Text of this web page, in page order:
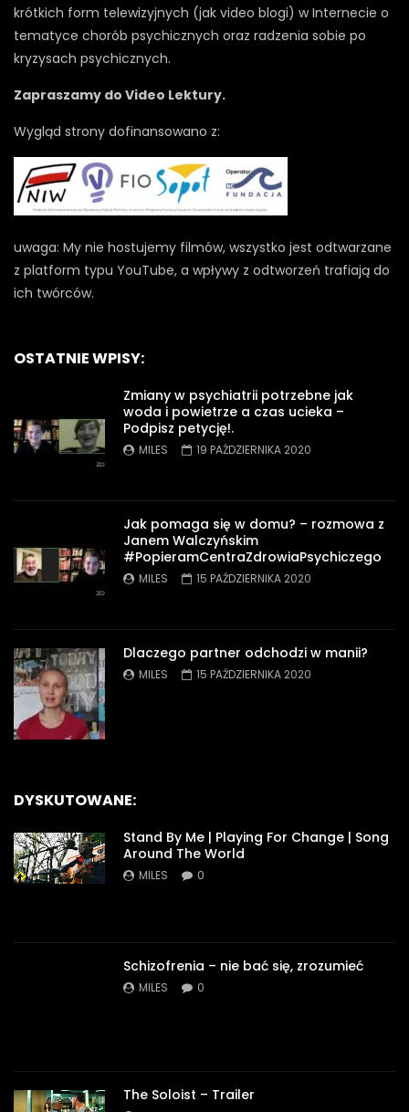
krótkich form telewizyjnych (jak video blogi) w Internecie o
tematyce chorób psychicznych oraz radzenia sobie po
kryzysach psychicznych.
Zapraszamy do Video Lektury.
Wygląd strony dofinansowano z:
uwaga: My nie hostujemy filmów, wszystko jest odtwarzane
z platform typu YouTube, a wpływy z odtworzeń trafiają do
ich twórców.
OSTATNIE WPISY:
Zmiany w psychiatrii potrzebne jak
woda i powietrze a czas ucieka –
Podpisz petycję!.
MILES 19 PAŹDZIERNIKA 2020
Jak pomaga się w domu? – rozmowa z
Janem Walczyńskim
#PopieramCentraZdrowiaPsychiczego
MILES 15 PAŹDZIERNIKA 2020
Dlaczego partner odchodzi w manii?
MILES 15 PAŹDZIERNIKA 2020
DYSKUTOWANE:
Stand By Me | Playing For Change | Song
Around The World
MILES 0
Schizofrenia – nie bać się, zrozumieć
MILES 0
The Soloist – Trailer